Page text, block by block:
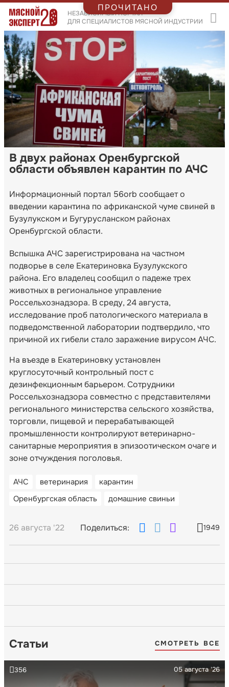
НЕЗАВИСИМЫЙ ПОРТАЛ
ДЛЯ СПЕЦИАЛИСТОВ МЯСНОЙ ИНДУСТРИИ
В двух районах Оренбургской
области объявлен карантин по АЧС
Информационный портал 56orb сообщает о
введении карантина по африканской чуме свиней в
Бузулукском и Бугурусланском районах
Оренбургской области.
Вспышка АЧС зарегистрирована на частном
подворье в селе Екатериновка Бузулукского
района. Его владелец сообщил о падеже трех
животных в региональное управление
Россельхознадзора. В среду, 24 августа,
исследование проб патологического материала в
подведомственной лаборатории подтвердило, что
причиной их гибели стало заражение вирусом АЧС.
На въезде в Екатериновку установлен
круглосуточный контрольный пост с
дезинфекционным барьером. Сотрудники
Россельхознадзора совместно с представителями
регионального министерства сельского хозяйства,
торговли, пищевой и перерабатывающей
промышленности контролируют ветеринарно-
санитарные мероприятия в эпизоотическом очаге и
зоне отчуждения поголовья.
АЧС ветеринария
карантин
Оренбургская область
домашние свиньи
26 августа '22 Поделиться: 1949
Статьи СМОТРЕТЬ ВСЕ
05 августа '26
356
ПРОЧИТАНО